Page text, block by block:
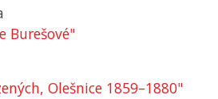
Burešové"
Olešnice 1859–1880"